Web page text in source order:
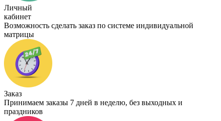
Личный
кабинет
Возможность сделать заказ по системе индивидуальной
матрицы
Заказ
Принимаем заказы 7 дней в неделю, без выходных и
праздников